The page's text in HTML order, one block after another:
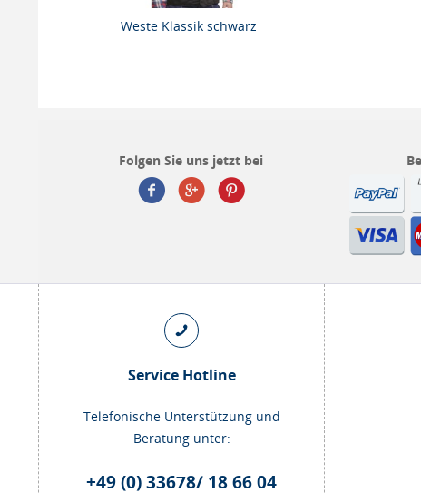
Weste Klassik schwarz
Folgen Sie uns jetzt bei
Service Hotline
Telefonische Unterstützung und
Beratung unter:
+49 (0) 33678/ 18 66 04